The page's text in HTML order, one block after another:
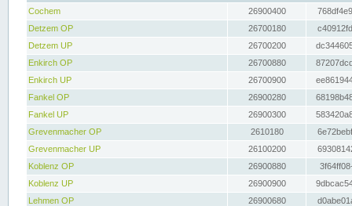
Cochem
26900400
Detzem OP
26700180
Detzem UP
26700200
Enkirch OP
26700880
Enkirch UP
26700900
Fankel OP
26900280
Fankel UP
26900300
Grevenmacher OP
2610180
Grevenmacher UP
26100200
Koblenz OP
26900880
Koblenz UP
26900900
Lehmen OP
26900680